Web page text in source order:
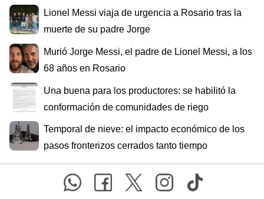
Lionel Messi viaja de urgencia a Rosario tras la
muerte de su padre Jorge
Murió Jorge Messi, el padre de Lionel Messi, a los
68 años en Rosario
Una buena para los productores: se habilitó la
conformación de comunidades de riego
Temporal de nieve: el impacto económico de los
pasos fronterizos cerrados tanto tiempo